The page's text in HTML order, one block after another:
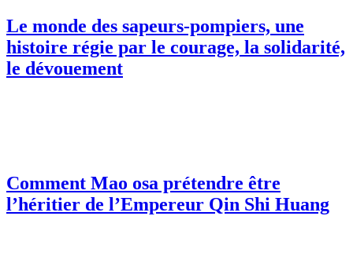
Le monde des sapeurs-pompiers, une
histoire régie par le courage, la solidarité,
le dévouement
Comment Mao osa prétendre être
l’héritier de l’Empereur Qin Shi Huang